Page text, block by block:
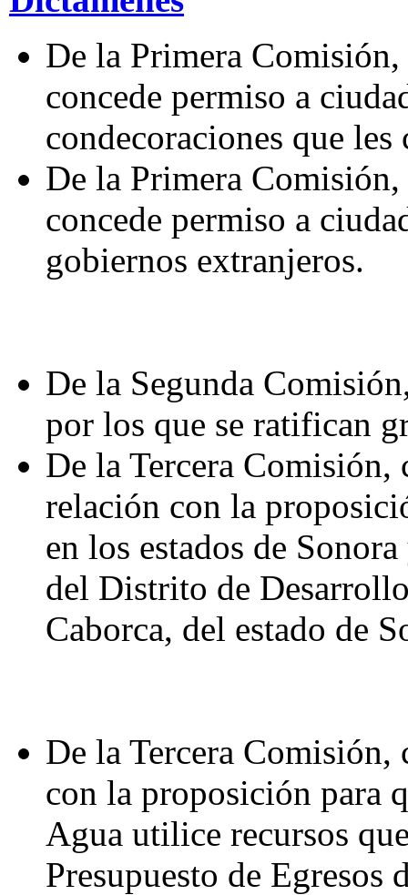
De la Primera
concede permiso a
condecoraciones que
De la Primera
concede permiso a
gobiernos extranjeros.
De la Segunda
por los que se ratifican
De la Tercera Comisión,
relación con la
en los estados de
del Distrito de
Caborca, del estado de
De la Tercera Comisión,
con la proposición para
Agua utilice recursos
Presupuesto de